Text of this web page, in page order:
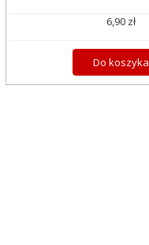
6,90 zł
Do koszyka